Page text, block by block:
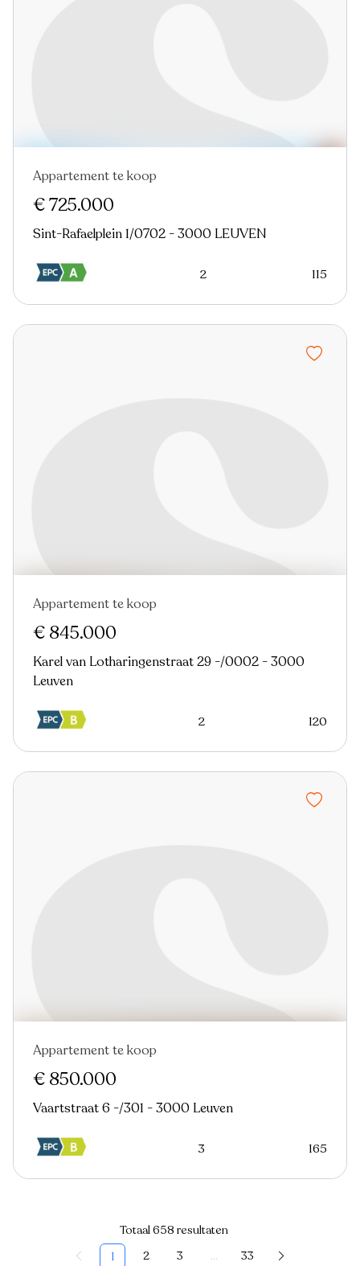
Nieuw
Appartement te koop
€ 725.000
Sint-Rafaelplein 1/0702 - 3000 LEUVEN
2 115
Nieuw
Appartement te koop
€ 845.000
Karel van Lotharingenstraat 29 -/0002 - 3000
Leuven
2 120
Nieuw
Appartement te koop
€ 850.000
Vaartstraat 6 -/301 - 3000 Leuven
3 165
Totaal 658 resultaten
1
2 3 ... 33